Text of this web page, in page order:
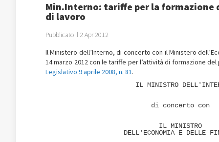
Min.Interno: tariffe per la formazione
di lavoro
Pubblicato il 2 Apr 2012
Il Ministero dell’Interno, di concerto con il Ministero
14 marzo 2012 con le tariffe per l’attività di formazione
Legislativo 9 aprile 2008, n. 81.
IL MINISTRO
                           di concerto con
                             IL MINISTRO
DELL'ECONOMIA E DELLE